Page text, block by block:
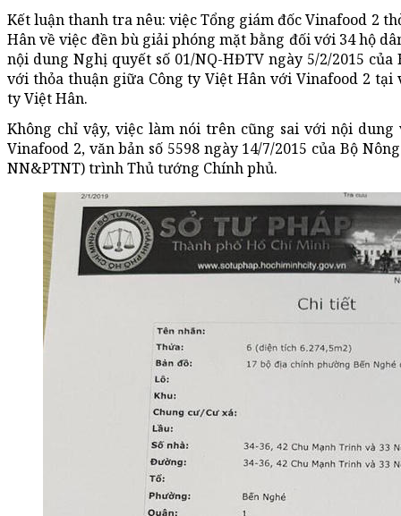
Kết luận thanh tra nêu: việc Tổng giám đốc Vinafood 2
Hân về việc đền bù giải phóng mặt bằng đối với 34 hộ
nội dung Nghị quyết số 01/NQ-HĐTV ngày 5/2/2015
với thỏa thuận giữa Công ty Việt Hân với Vinafood 2 tại
ty Việt Hân.
Không chỉ vậy, việc làm nói trên cũng sai với nội dung
Vinafood 2, văn bản số 5598 ngày 14/7/2015 của Bộ
NN&PTNT) trình Thủ tướng Chính phủ.